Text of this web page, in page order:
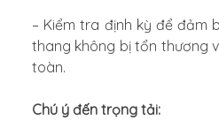
– Kiểm tra định kỳ để đảm
thang không bị tổn thương
toàn.
Chú ý đến trọng tải: